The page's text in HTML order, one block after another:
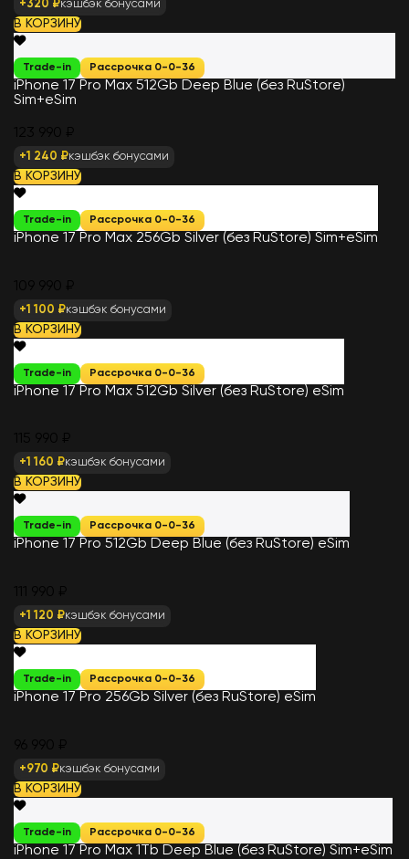
+320 ₽кэшбэк бонусами
В КОРЗИНУ
Trade-in Рассрочка 0-0-36
iPhone 17 Pro Max 512Gb Deep Blue (без RuStore)
Sim+eSim
+1 240 ₽кэшбэк бонусами
В КОРЗИНУ
Trade-in Рассрочка 0-0-36
iPhone 17 Pro Max 256Gb Silver (без RuStore) Sim+eSim
+1 100 ₽кэшбэк бонусами
В КОРЗИНУ
Trade-in Рассрочка 0-0-36
iPhone 17 Pro Max 512Gb Silver (без RuStore) eSim
+1 160 ₽кэшбэк бонусами
В КОРЗИНУ
Trade-in Рассрочка 0-0-36
iPhone 17 Pro 512Gb Deep Blue (без RuStore) eSim
+1 120 ₽кэшбэк бонусами
В КОРЗИНУ
Trade-in Рассрочка 0-0-36
iPhone 17 Pro 256Gb Silver (без RuStore) eSim
+970 ₽кэшбэк бонусами
В КОРЗИНУ
Trade-in Рассрочка 0-0-36
iPhone 17 Pro Max 1Tb Deep Blue (без RuStore) Sim+eSim